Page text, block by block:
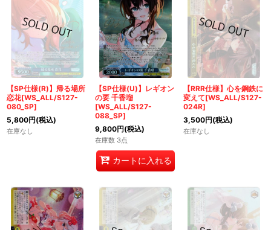
【SP仕様(R)】帰る場所
恋花[WS_ALL/S127-
080_SP]
5,800円(税込)
在庫なし
【SP仕様(U)】レギオン
の要 千香瑠
[WS_ALL/S127-
088_SP]
9,800円(税込)
在庫数 3点
カートに入れる
【RRR仕様】心を鋼鉄に
変えて[WS_ALL/S127-
024R]
3,500円(税込)
在庫なし